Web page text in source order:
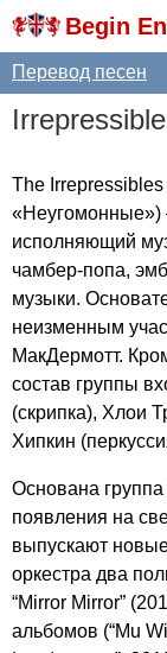
Begin
Перевод песен
The Irrepressibles
«Неугомонные»)
исполняющий
чамбер-попа,
музыки.
неизменным
МакДермотт.
состав группы
(скрипка), Хлои
Хипкин
Основана
появления на
выпускают
оркестра два
“Mirror Mirror”
альбомов (“Mu